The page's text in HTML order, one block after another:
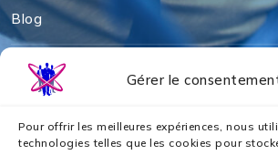
Gérer le
Pour offrir les meilleures expériences, nous
technologies telles que les cookies pour
Blog
Mentions légales
Politique de cookies